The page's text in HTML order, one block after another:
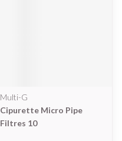
Multi-G
Cipurette Micro Pipe
Filtres 10